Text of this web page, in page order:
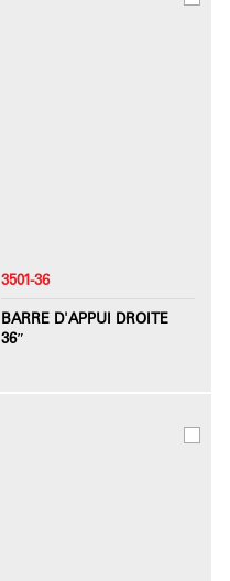
3501-36
BARRE D'APPUI DROITE
36″